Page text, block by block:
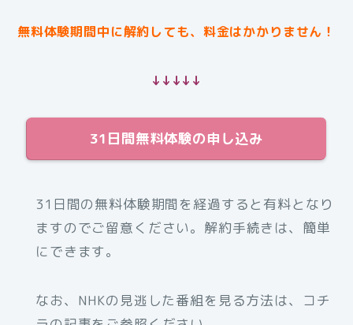
無料体験期間中に解約しても、料金はかかりません！
↓↓↓↓↓
31日間無料体験の申し込み
31日間の無料体験期間を経過すると有料となり
ますのでご留意ください。解約手続きは、簡単
にできます。
なお、NHKの見逃した番組を見る方法は、コチ